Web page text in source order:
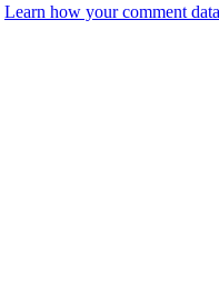
Learn how your comment